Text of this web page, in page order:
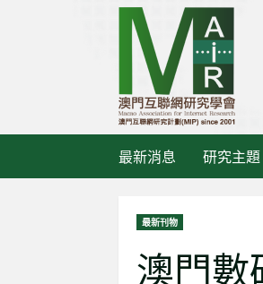
最新消息 研究主題
最新刊物
澳門數